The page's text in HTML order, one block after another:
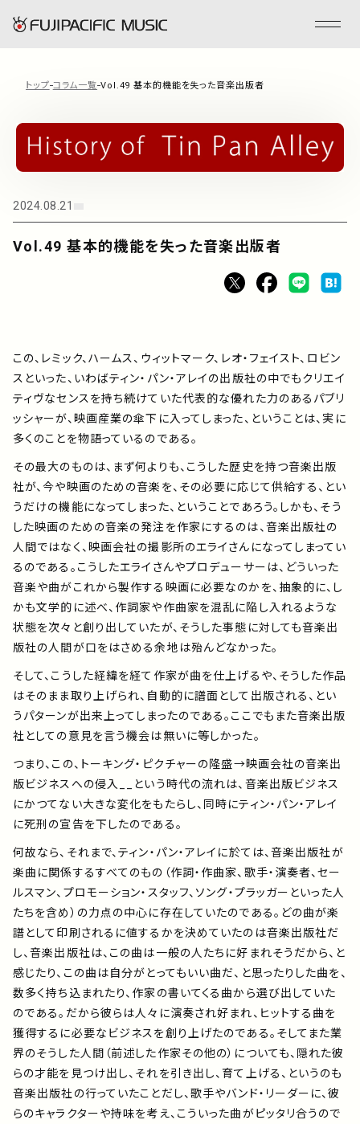
会社情報
事業内容
アーティスト
プレイリスト
ミュージックライブラリ
映像制作
お問い合わせ 楽曲利用申込
トップ コラム一覧 Vol.49 基本的機能を失った音楽出版者
Vol.49 基本的機能を失った音楽出版者
2024.08.21
この、レミック、ハームス、ウィットマーク、レオ・フェイスト、ロビン
スといった、いわばティン・パン・アレイの出版社の中でもクリエイ
ティヴなセンスを持ち続けていた代表的な優れた力のあるパブリ
ッシャーが、映画産業の傘下に入ってしまった、ということは、実に
多くのことを物語っているのである。
その最大のものは、まず何よりも、こうした歴史を持つ音楽出版
社が、今や映画のための音楽を、その必要に応じて供給する、とい
うだけの機能になってしまった、ということであろう。しかも、そう
した映画のための音楽の発注を作家にするのは、音楽出版社の
人間ではなく、映画会社の撮影所のエライさんになってしまってい
るのである。こうしたエライさんやプロデューサーは、どういった
音楽や曲がこれから製作する映画に必要なのかを、抽象的に、し
かも文学的に述べ、作詞家や作曲家を混乱に陥し入れるような
状態を次々と創り出していたが、そうした事態に対しても音楽出
版社の人間が口をはさめる余地は殆んどなかった。
そして、こうした経緯を経て作家が曲を仕上げるや、そうした作品
はそのまま取り上げられ、自動的に譜面として出版される、とい
うパターンが出来上ってしまったのである。ここでもまた音楽出版
社としての意見を言う機会は無いに等しかった。
つまり、この、トーキング・ピクチャーの隆盛→映画会社の音楽出
版ビジネスへの侵入__という時代の流れは、音楽出版ビジネス
にかつてない大きな変化をもたらし、同時にティン・パン・アレイ
に死刑の宣告を下したのである。
何故なら、それまで、ティン・パン・アレイに於ては、音楽出版社が
楽曲に関係するすべてのもの（作詞・作曲家、歌手・演奏者、セー
ルスマン、プロモーション・スタッフ、ソング・プラッガーといった人
たちを含め）の力点の中心に存在していたのである。どの曲が楽
譜として印刷されるに値するかを決めていたのは音楽出版社だ
し、音楽出版社は、この曲は一般の人たちに好まれそうだから、と
感じたり、この曲は自分がとってもいい曲だ、と思ったりした曲を、
数多く持ち込まれたり、作家の書いてくる曲から選び出していた
のである。だから彼らは人々に演奏され好まれ、ヒットする曲を
獲得するに必要なビジネスを創り上げたのである。そしてまた業
界のそうした人間（前述した作家その他の）についても、隠れた彼
らの才能を見つけ出し、それを引き出し、育て上げる、というのも
音楽出版社の行っていたことだし、歌手やバンド・リーダーに、彼
らのキャラクターや持味を考え、こういった曲がピッタリ合うので